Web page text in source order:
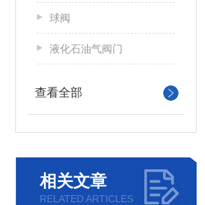
球阀
液化石油气阀门
查看全部
相关文章
RELATED ARTICLES